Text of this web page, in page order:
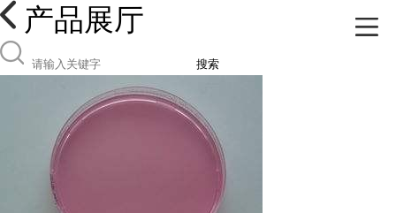
产品展厅
搜索